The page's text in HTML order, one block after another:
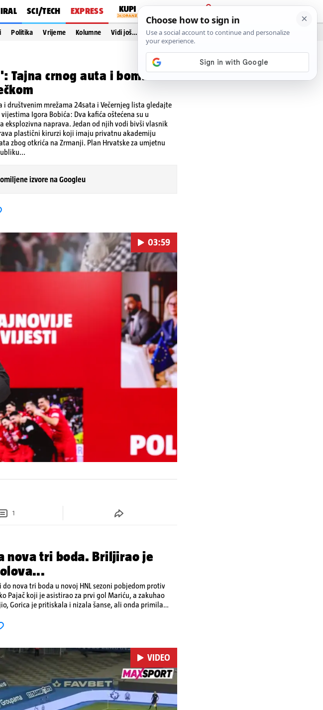
SCI/TECH EXPRESS
PRIJAVA
Politika Vrijeme Kolumne Vidi još…
Tajna crnog auta i bombe
i društvenim mrežama 24sata i Večernjeg lista gledajte
Igora Bobića: Dva kafića oštećena su u
eksplozivna naprava. Jedan od njih vodi bivši vlasnik
plastični kirurzi koji imaju privatnu akademiju
zbog otkrića na Zrmanji. Plan Hrvatske za umjetnu
izvore na Googleu
videa...
03:59
1
nova tri boda. Briljirao je
do nova tri boda u novoj HNL sezoni pobjedom protiv
koji je asistirao za prvi gol Mariću, a zakuhao
Gorica je pritiskala i nizala šanse, ali onda primila
VIDEO